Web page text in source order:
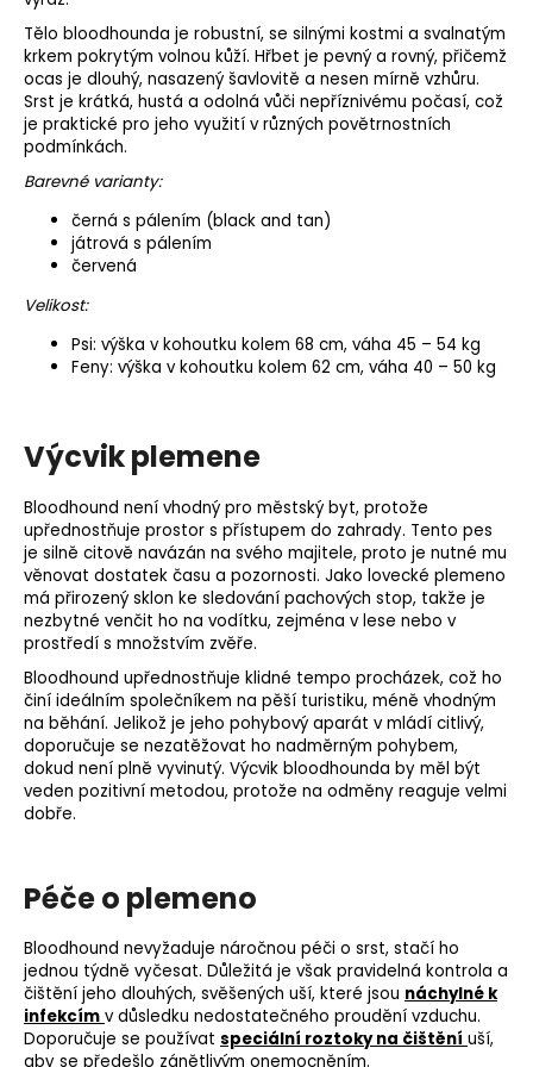
Tělo bloodhounda je robustní, se silnými kostmi a svalnatým
krkem pokrytým volnou kůží. Hřbet je pevný a rovný, přičemž
ocas je dlouhý, nasazený šavlovitě a nesen mírně vzhůru.
Srst je krátká, hustá a odolná vůči nepříznivému počasí, což
je praktické pro jeho využití v různých povětrnostních
podmínkách.
Barevné varianty:
černá s pálením (black and tan)
játrová s pálením
červená
Velikost:
Psi: výška v kohoutku kolem 68 cm, váha 45 – 54 kg
Feny: výška v kohoutku kolem 62 cm, váha 40 – 50 kg
Výcvik plemene
Bloodhound není vhodný pro městský byt, protože
upřednostňuje prostor s přístupem do zahrady. Tento pes
je silně citově navázán na svého majitele, proto je nutné mu
věnovat dostatek času a pozornosti. Jako lovecké plemeno
má přirozený sklon ke sledování pachových stop, takže je
nezbytné venčit ho na vodítku, zejména v lese nebo v
prostředí s množstvím zvěře.
Bloodhound upřednostňuje klidné tempo procházek, což ho
činí ideálním společníkem na pěší turistiku, méně vhodným
na běhání. Jelikož je jeho pohybový aparát v mládí citlivý,
doporučuje se nezatěžovat ho nadměrným pohybem,
dokud není plně vyvinutý. Výcvik bloodhounda by měl být
veden pozitivní metodou, protože na odměny reaguje velmi
dobře.
Péče o plemeno
Bloodhound nevyžaduje náročnou péči o srst, stačí ho
jednou týdně vyčesat. Důležitá je však pravidelná kontrola a
čištění jeho dlouhých, svěšených uší, které jsou náchylné k
infekcím v důsledku nedostatečného proudění vzduchu.
Doporučuje se používat speciální roztoky na čištění uší,
aby se předešlo zánětlivým onemocněním.